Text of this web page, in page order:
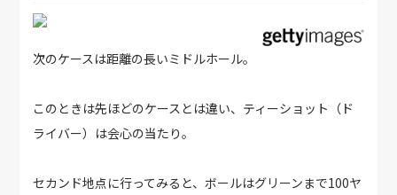
次のケースは距離の長いミドルホール。
このときは先ほどのケースとは違い、ティーショット（ド
ライバー）は会心の当たり。
セカンド地点に行ってみると、ボールはグリーンまで100ヤ